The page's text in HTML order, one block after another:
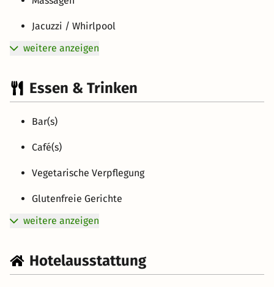
Jacuzzi / Whirlpool
weitere anzeigen
Essen & Trinken
Bar(s)
Café(s)
Vegetarische Verpflegung
Glutenfreie Gerichte
weitere anzeigen
Hotelausstattung